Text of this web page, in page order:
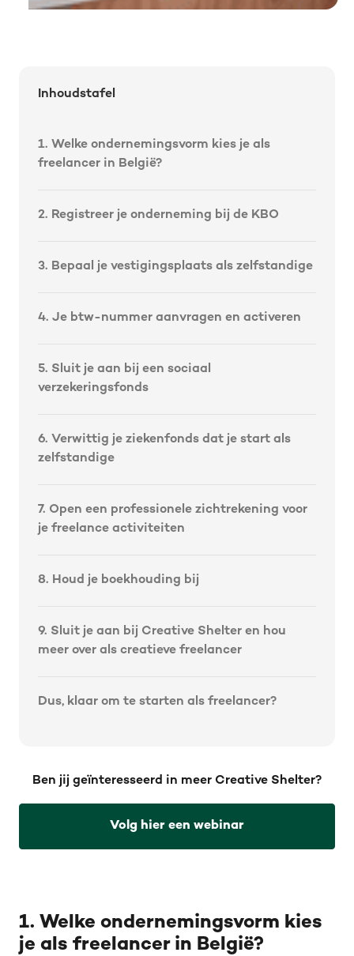
1. Welke ondernemingsvorm kies
je als freelancer in België?
Inhoudstafel
1. Welke ondernemingsvorm kies je als
freelancer in België?
2. Registreer je onderneming bij de KBO
3. Bepaal je vestigingsplaats als zelfstandige
4. Je btw-nummer aanvragen en activeren
5. Sluit je aan bij een sociaal
verzekeringsfonds
6. Verwittig je ziekenfonds dat je start als
zelfstandige
7. Open een professionele zichtrekening voor
je freelance activiteiten
8. Houd je boekhouding bij
9. Sluit je aan bij Creative Shelter en hou
meer over als creatieve freelancer
Dus, klaar om te starten als freelancer?
Ben jij geïnteresseerd in meer Creative Shelter?
Volg hier een webinar